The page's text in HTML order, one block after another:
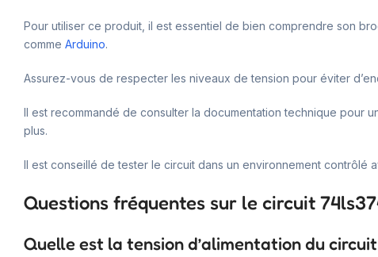
Pour utiliser ce produit, il est essentiel de bien comprendre son
comme Arduino.
Assurez-vous de respecter les niveaux de tension pour éviter
Il est recommandé de consulter la documentation technique pour
plus.
Il est conseillé de tester le circuit dans un environnement contrôlé
Questions fréquentes sur le circuit
Quelle est la tension d’alimentation du